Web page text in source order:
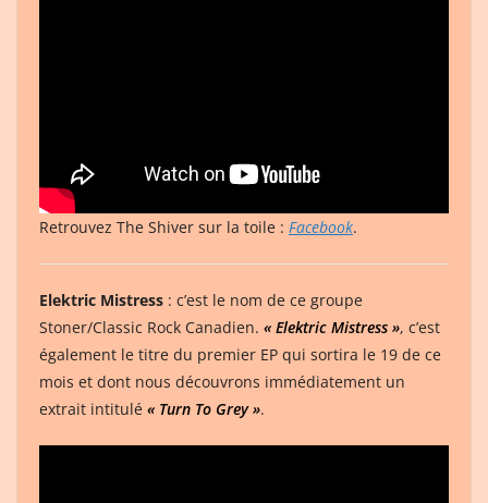
Retrouvez The Shiver sur la toile : Facebook.
Elektric Mistress : c’est le nom de ce groupe
Stoner/Classic Rock Canadien. « Elektric Mistress », c’est
également le titre du premier EP qui sortira le 19 de ce
mois et dont nous découvrons immédiatement un
extrait intitulé « Turn To Grey ».